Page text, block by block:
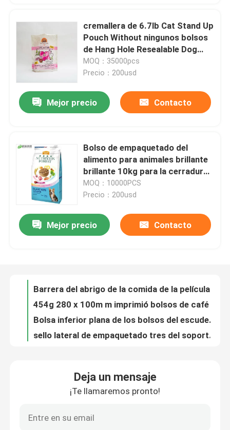
Productos
Sobre nosotros
Visita a la fábrica
Contacto
bolsos del acondicionamiento de los alimentos
cremallera de 6.7lb Cat Stand Up
Pouch Without ningunos bolsos
de Hang Hole Resealable Dog
Treat
MOQ：35000pcs
Precio：200usd
Mejor precio Contacto
Bolso de empaquetado del
alimento para animales brillante
brillante 10kg para la cerradura
de la cremallera del escudete del
lado del sello del patio de la
MOQ：10000PCS
Precio：200usd
Mejor precio Contacto
Deja un mensaje
¡Te llamaremos pronto!